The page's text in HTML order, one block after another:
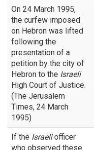
On 24 March 1995,
the curfew imposed
on Hebron was lifted
following the
presentation of a
petition by the city of
Hebron to the Israeli
High Court of Justice.
(The Jerusalem
Times, 24 March
1995)
If the Israeliofficer
who observed these